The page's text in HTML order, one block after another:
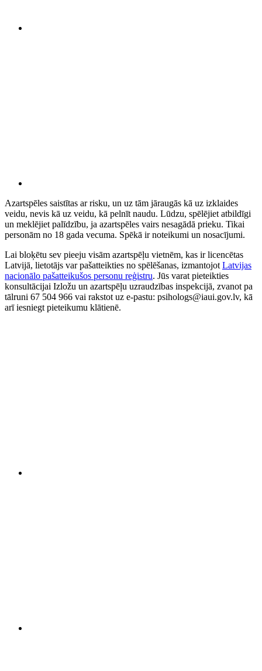
Azartspēles saistītas ar risku, un uz tām jāraugās kā uz izklaides
veidu, nevis kā uz veidu, kā pelnīt naudu. Lūdzu, spēlējiet atbildīgi
un meklējiet palīdzību, ja azartspēles vairs nesagādā prieku. Tikai
personām no 18 gada vecuma. Spēkā ir noteikumi un nosacījumi.
Lai bloķētu sev pieeju visām azartspēļu vietnēm, kas ir licencētas
Latvijā, lietotājs var pašatteikties no spēlēšanas, izmantojot Latvijas
nacionālo pašatteikušos personu reģistru. Jūs varat pieteikties
konsultācijai Izložu un azartspēļu uzraudzības inspekcijā, zvanot pa
tālruni 67 504 966 vai rakstot uz e-pastu: psihologs@iaui.gov.lv, kā
arī iesniegt pieteikumu klātienē.